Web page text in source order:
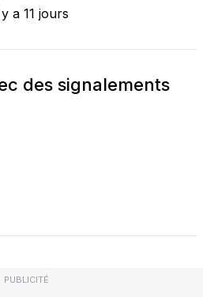
a 11 jours
des signalements
PUBLICITÉ